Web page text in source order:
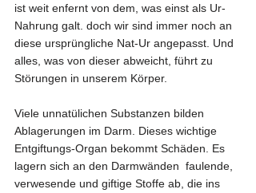
ist weit enfernt von dem, was einst als Ur-
Nahrung galt. doch wir sind immer noch an
diese ursprüngliche Nat-Ur angepasst. Und
alles, was von dieser abweicht, führt zu
Störungen in unserem Körper.
Viele unnatülichen Substanzen bilden
Ablagerungen im Darm. Dieses wichtige
Entgiftungs-Organ bekommt Schäden. Es
lagern sich an den Darmwänden  faulende,
verwesende und giftige Stoffe ab, die ins